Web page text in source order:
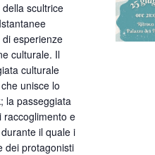
scultrice
esperienze
culturale. Il
culturale
unisce lo
la passeggiata
raccoglimento e
il quale i
dei protagonisti